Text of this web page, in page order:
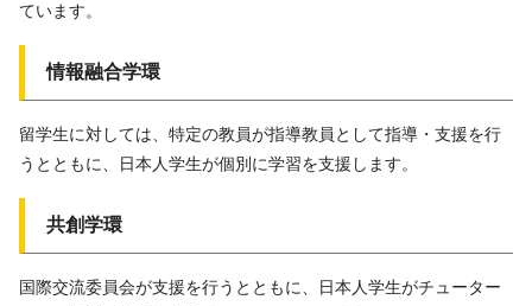
ています。
情報融合学環
留学生に対しては、特定の教員が指導教員として指導・支援を行
うとともに、日本人学生が個別に学習を支援します。
共創学環
国際交流委員会が支援を行うとともに、日本人学生がチューター